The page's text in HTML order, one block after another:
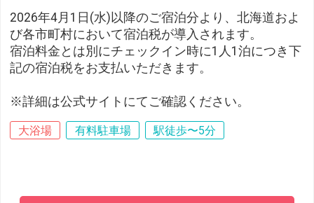
2026年4月1日(水)以降のご宿泊分より、北海道およ
び各市町村において宿泊税が導入されます。
宿泊料金とは別にチェックイン時に1人1泊につき下
記の宿泊税をお支払いただきます。
※詳細は公式サイトにてご確認ください。
大浴場 有料駐車場 駅徒歩〜5分